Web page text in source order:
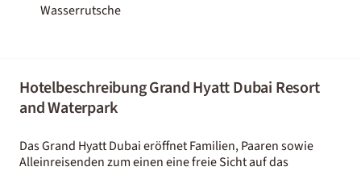
Wasserrutsche
Hotelbeschreibung Grand Hyatt Dubai Resort
and Waterpark
Das Grand Hyatt Dubai eröffnet Familien, Paaren sowie
Alleinreisenden zum einen eine freie Sicht auf das